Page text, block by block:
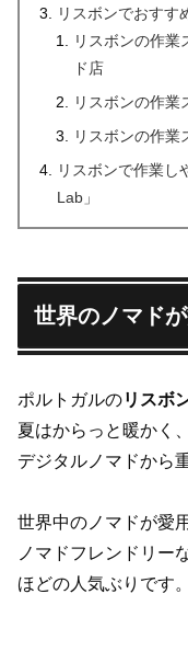
リスボンでおすす
リスボンの作
ド店
リスボンの作
リスボンの作
リスボンで作業し
Lab」
世界のノマド
ポルトガルのリスボ
夏はからっと暖かく
デジタルノマドから
世界中のノマドが愛
ノマドフレンドリー
ほどの人気ぶりです。